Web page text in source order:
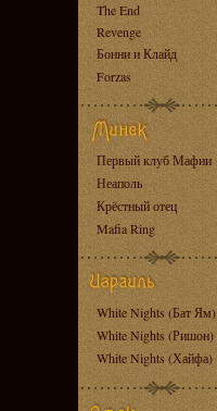
The End
Revenge
Бонни и Клайд
Forzas
Первый клуб Мафии
Неаполь
Крёстный отец
Mafia Ring
White Nights (Бат Ям)
White Nights (Ришон)
White Nights (Хайфа)